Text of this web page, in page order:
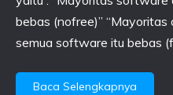
bebas (nofree)” “Mayoritas
semua software itu bebas
Baca Selengkapnya